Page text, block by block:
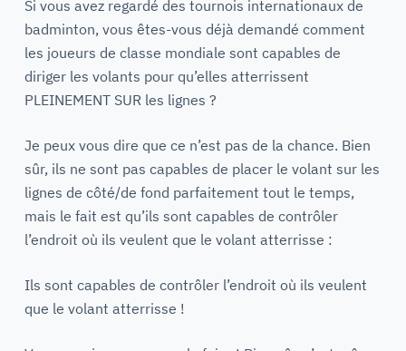
Si vous avez regardé des tournois internationaux de
badminton, vous êtes-vous déjà demandé comment
les joueurs de classe mondiale sont capables de
diriger les volants pour qu’elles atterrissent
PLEINEMENT SUR les lignes ?
Je peux vous dire que ce n’est pas de la chance. Bien
sûr, ils ne sont pas capables de placer le volant sur les
lignes de côté/de fond parfaitement tout le temps,
mais le fait est qu’ils sont capables de contrôler
l’endroit où ils veulent que le volant atterrisse :
Ils sont capables de contrôler l’endroit où ils veulent
que le volant atterrisse !